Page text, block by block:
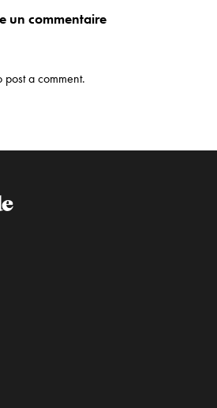
un commentaire
post a comment.